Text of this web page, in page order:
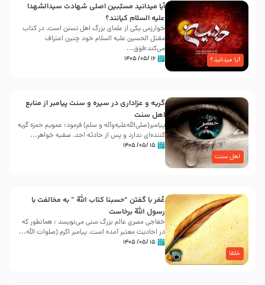
آیا میدانید؟
آیا میدانید مسبّبین اصلی شهادت سیدالشهدا
علیه ‌السلام کیانند؟
خوارزمی یکی از علمای بزرگ اهل تسنن است، در کتاب
مقتل الحسین علیه ‌السلام خود چنین اعتراف
می‌کند:فوَق...
۱۶ /۰۵/ ۱۴۰۵
اهل سنت
گریه و عزاداری در سیره و سنت پیامبر از منابع
اهل سنت
پیامبر(صلی‌الله‌علیه‌وآله و سلم) فرمود: عمویم حمزه گریه
کننده‌ای ندارد و پس از حادثه احد، صفیه خواهر...
۱۵ /۰۵/ ۱۴۰۵
خلفا
عُمَر با گفتن “حسبنا كتاب اللّه ” به مخالفت با
رسول اللّه برخاست
خفاجی مصری عالم بزرگ سنی می‌نویسد : همانطور که
در احادیث معتبر آمده است، پیامبر اکرم (صلوات اللّه...
۱۵ /۰۵/ ۱۴۰۵